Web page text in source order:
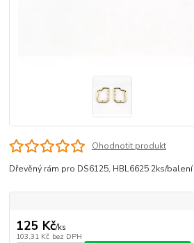
Ohodnotit produkt
Dřevěný rám pro DS6125, HBL6625 2ks/balení
125 Kč/ks
103,31 Kč bez DPH